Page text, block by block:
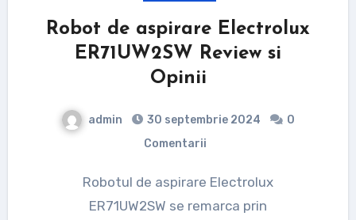
Robot de aspirare Electrolux
ER71UW2SW Review si
Opinii
admin 30 septembrie 2024
0
Comentarii
Robotul de aspirare Electrolux
ER71UW2SW se remarca prin